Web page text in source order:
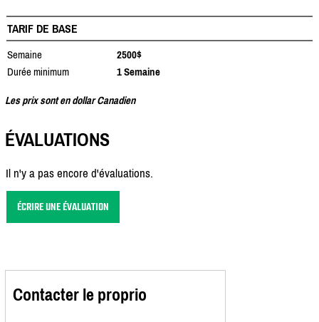
TARIF DE BASE
Semaine
2500$
Durée minimum
1 Semaine
Les prix sont en dollar Canadien
ÉVALUATIONS
Il n'y a pas encore d'évaluations.
ÉCRIRE UNE ÉVALUATION
Contacter le proprio